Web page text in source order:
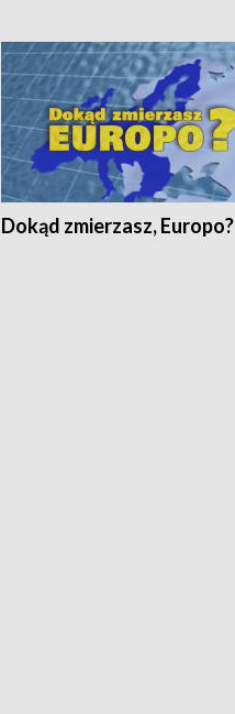
Dokąd zmierzasz, Europo?